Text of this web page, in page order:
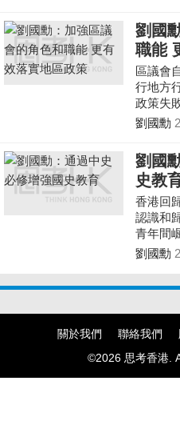
劉國
職能
區議會
行地方
政策失
員抱有
於設計
劉國勳
劉國
史教
香港回
認識和
青年間
前議員
劉國勳
關於我們 聯絡我們
©2026 思考香港.